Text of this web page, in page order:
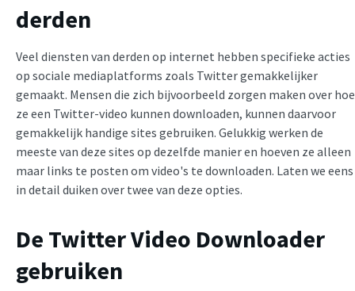
derden
Veel diensten van derden op internet hebben specifieke acties
op sociale mediaplatforms zoals Twitter gemakkelijker
gemaakt. Mensen die zich bijvoorbeeld zorgen maken over hoe
ze een Twitter-video kunnen downloaden, kunnen daarvoor
gemakkelijk handige sites gebruiken. Gelukkig werken de
meeste van deze sites op dezelfde manier en hoeven ze alleen
maar links te posten om video's te downloaden. Laten we eens
in detail duiken over twee van deze opties.
De Twitter Video Downloader
gebruiken